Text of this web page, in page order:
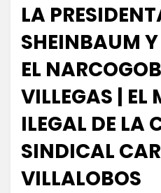
LA
SHEINBAUM
EL
VILLEGAS |
ILEGAL DE LA
SINDICAL
VILLALOBOS